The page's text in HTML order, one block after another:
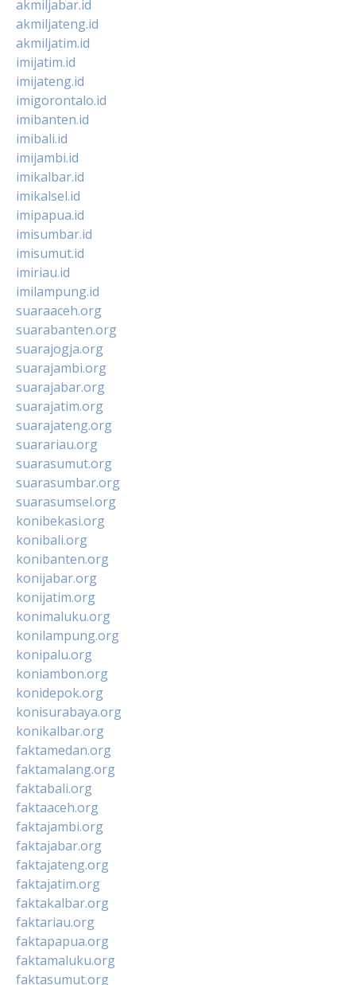
akmiljabar.id
akmiljateng.id
akmiljatim.id
imijatim.id
imijateng.id
imigorontalo.id
imibanten.id
imibali.id
imijambi.id
imikalbar.id
imikalsel.id
imipapua.id
imisumbar.id
imisumut.id
imiriau.id
imilampung.id
suaraaceh.org
suarabanten.org
suarajogja.org
suarajambi.org
suarajabar.org
suarajatim.org
suarajateng.org
suarariau.org
suarasumut.org
suarasumbar.org
suarasumsel.org
konibekasi.org
konibali.org
konibanten.org
konijabar.org
konijatim.org
konimaluku.org
konilampung.org
konipalu.org
koniambon.org
konidepok.org
konisurabaya.org
konikalbar.org
faktamedan.org
faktamalang.org
faktabali.org
faktaaceh.org
faktajambi.org
faktajabar.org
faktajateng.org
faktajatim.org
faktakalbar.org
faktariau.org
faktapapua.org
faktamaluku.org
faktasumut.org